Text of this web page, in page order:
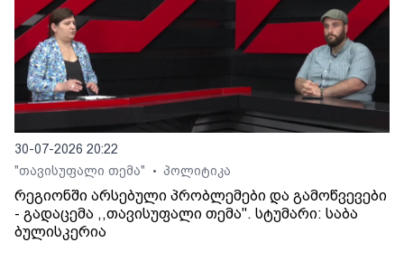
30-07-2026 20:22
"თავისუფალი თემა"
• პოლიტიკა
რეგიონში არსებული პრობლემები და გამოწვევები
- გადაცემა ,,თავისუფალი თემა". სტუმარი: საბა
ბულისკერია